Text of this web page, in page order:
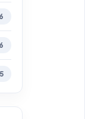
6
6
5